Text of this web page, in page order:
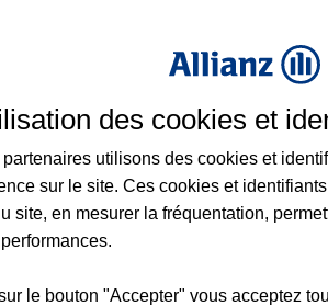
des cookies et
partenaires utilisons des cookies et
sur le site. Ces cookies et
site, en mesurer la fréquentation,
le bouton "Accepter" vous acceptez